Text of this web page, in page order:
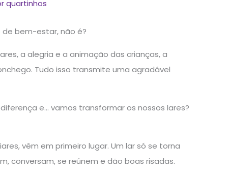
quartinhos
de bem-estar, não é?
a alegria e a animação das crianças, a
Tudo isso transmite uma agradável
e… vamos transformar os nossos lares?
vêm em primeiro lugar. Um lar só se torna
conversam, se reúnem e dão boas risadas.